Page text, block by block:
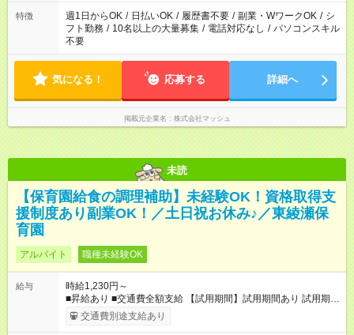
ください！
特徴 週1日からOK / 日払いOK / 履歴書不要 / 副業・WワークOK / シ
フト勤務 / 10名以上の大量募集 / 電話対応なし / パソコンスキル
不要
気になる！ 応募する 詳細へ
掲載元企業名 株式会社マッシュ
未読
【保育園給食の調理補助】未経験OK！資格取得支
援制度あり副業OK！／土日祝お休み♪／東綾瀬保
育園
アルバイト 職種未経験OK
給与
時給1,230円～
■昇給あり ■交通費全額支給 【試用期間】試用期間あり 試用期間
の長さ：3ヶ月 雇用形態、給与は本採用時と同じです。
交通費別途支給あり